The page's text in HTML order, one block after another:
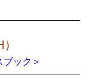
ブック＞